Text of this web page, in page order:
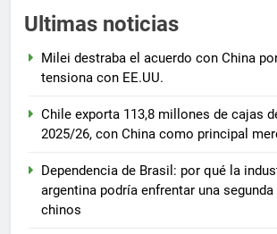
Ultimas noticias
Milei destraba el acuerdo con China
tensiona con EE.UU.
Chile exporta 113,8 millones de cajas
2025/26, con China como principal
Dependencia de Brasil: por qué la
argentina podría enfrentar una
chinos